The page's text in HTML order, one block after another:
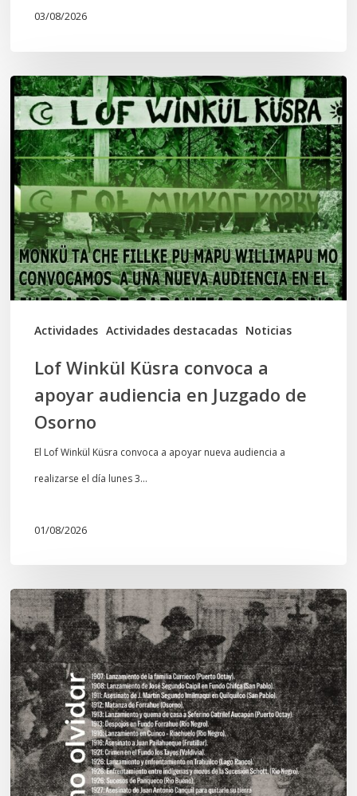
03/08/2026
Actividades Actividades destacadas Noticias
Lof
Winkül
Küsra
convoca
a
apoyar
audiencia
en
Juzgado
Lof Winkül Küsra convoca a
apoyar audiencia en Juzgado de
Osorno
El Lof Winkül Küsra convoca a apoyar nueva audiencia a
realizarse el día lunes 3…
01/08/2026
Chawrakawin:
Palimpsesto
explora
a
través
del
arte
las